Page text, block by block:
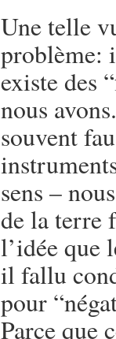
Une telle
problème:
existe des
nous
souvent
sens –
de la terre
l’idée que
il fallu
pour
Parce que